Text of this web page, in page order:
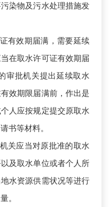
染物及污水处理措施发
效期届满，需要延续
在取水许可证有效期届
审批机关提出延续取水
效期限届满前，作出是
人应按规定提交原取水
书等材料。
应当对原批准的取水
及取水单位或者个人所
水资源供需状况等进行
。